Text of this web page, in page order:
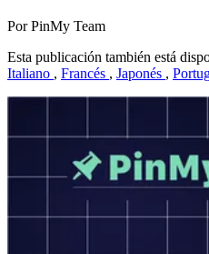
Por PinMy Team
Esta publicación también está
Italiano , Francés , Japonés ,